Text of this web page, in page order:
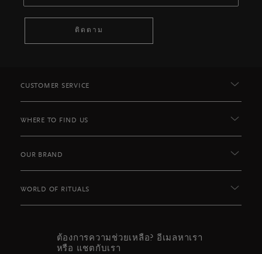
ติดตาม
CUSTOMER SERVICE
WHERE TO FIND US
OUR BRAND
WORLD OF RITUALS
ต้องการความช่วยเหลือ? อีเมลหาเรา
หรือ แชตกับเรา